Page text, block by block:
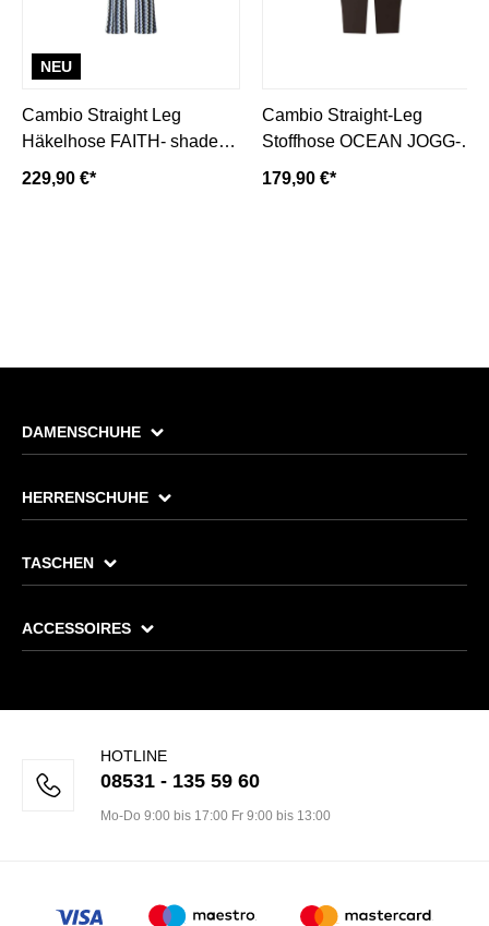
NEU
Cambio Straight Leg
Häkelhose FAITH- shades
of blue/ blau
229,90 €*
Cambio Straight-Leg
Stoffhose OCEAN JOGG-
espresso/ dunkelbraun
179,90 €*
DAMENSCHUHE
HERRENSCHUHE
TASCHEN
ACCESSOIRES
HOTLINE
08531 - 135 59 60
Mo-Do 9:00 bis 17:00 Fr 9:00 bis 13:00